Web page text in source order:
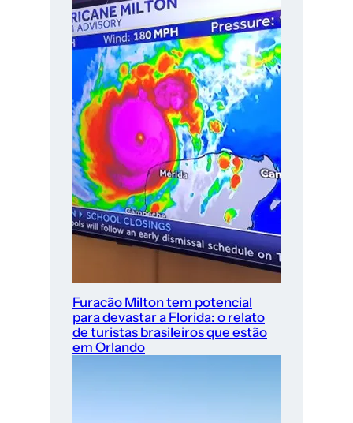
Furacão Milton tem potencial
para devastar a Florida: o relato
de turistas brasileiros que estão
em Orlando